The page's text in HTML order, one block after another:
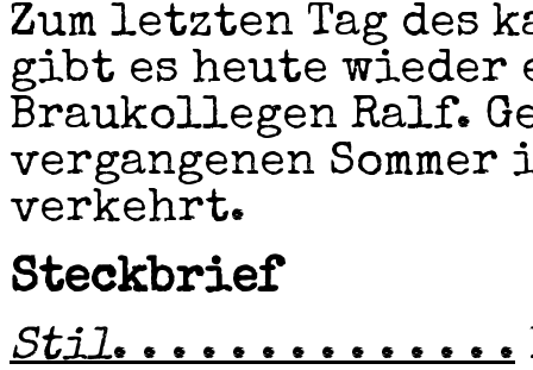
Zum letzten Tag des
gibt es heute wieder
Braukollegen Ralf.
vergangenen
verkehrt.
Steckbrief
Stil. . . . . . . . . . . . . .